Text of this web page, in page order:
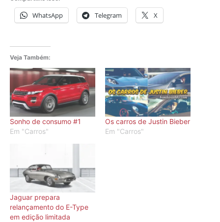
WhatsApp Telegram X
Veja Também:
Sonho de consumo #1
Em "Carros"
Os carros de Justin Bieber
Em "Carros"
Jaguar prepara
relançamento do E-Type
em edição limitada